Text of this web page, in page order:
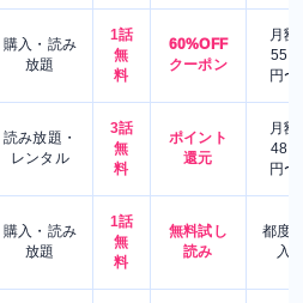
購入・読み
放題
1話
無
料
60%OFF
クーポン
月額
550
円〜
読み放題・
レンタル
3話
無
料
ポイント
還元
月額
480
円〜
購入・読み
放題
1話
無
料
無料試し
読み
都度
入